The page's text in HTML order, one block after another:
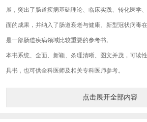
展，突出了肠道疾病基础理论、临床实践、转化医学
面的成果，并纳入了肠道衰老与健康、新型冠状病毒在
是一部肠道疾病领域比较重要的参考书。
本书系统、全面、新颖、条理清晰、图文并茂，可读
具书，也可供全科医师及相关专科医师参考。
点击展开全部内容